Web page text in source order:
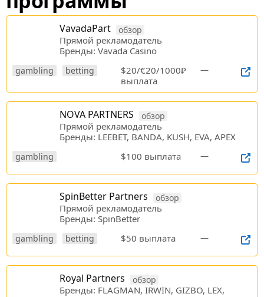
VavadaPart обзор
Прямой рекламодатель
Бренды: Vavada Casino
gambling betting
$20/€20/1000₽
выплата
—
NOVA PARTNERS обзор
Прямой рекламодатель
Бренды: LEEBET, BANDA, KUSH, EVA, APEX
gambling $100 выплата —
SpinBetter Partners обзор
Прямой рекламодатель
Бренды: SpinBetter
gambling betting $50 выплата —
Royal Partners обзор
Бренды: FLAGMAN, IRWIN, GIZBO, LEX,